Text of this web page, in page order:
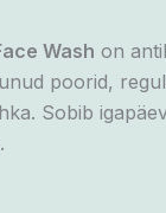
Wash on
poorid,
Sobib